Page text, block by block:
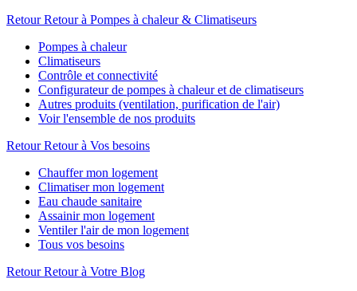
Retour Retour à Pompes à chaleur & Climatiseurs
Pompes à chaleur
Climatiseurs
Contrôle et connectivité
Configurateur de pompes à chaleur et de climatiseurs
Autres produits (ventilation, purification de l'air)
Voir l'ensemble de nos produits
Retour Retour à Vos besoins
Chauffer mon logement
Climatiser mon logement
Eau chaude sanitaire
Assainir mon logement
Ventiler l'air de mon logement
Tous vos besoins
Retour Retour à Votre Blog